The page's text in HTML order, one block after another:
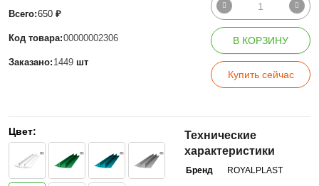
Всего:650 ₽
Код товара:00000002306
Заказано: 1449 шт
В КОРЗИНУ
Купить сейчас
Цвет:
Технические
характеристики
Бренд ROYALPLAST